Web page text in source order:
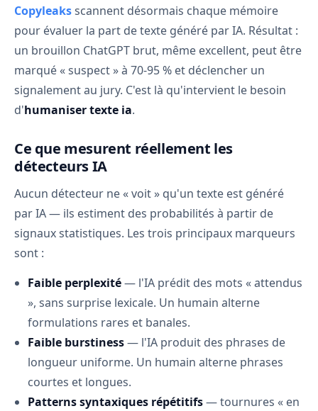
Copyleaksscannent désormais chaque mémoire
pour évaluer la part de texte généré par IA. Résultat :
un brouillon ChatGPT brut, même excellent, peut être
marqué « suspect » à 70-95 % et déclencher un
signalement au jury. C'est là qu'intervient le besoin
d'humaniser texte ia.
Ce que mesurent réellement les
détecteurs IA
Aucun détecteur ne « voit » qu'un texte est généré
par IA — ils estiment des probabilités à partir de
signaux statistiques. Les trois principaux marqueurs
sont :
Faible perplexité— l'IA prédit des mots « attendus
», sans surprise lexicale. Un humain alterne
formulations rares et banales.
Faible burstiness— l'IA produit des phrases de
longueur uniforme. Un humain alterne phrases
courtes et longues.
Patterns syntaxiques répétitifs— tournures « en